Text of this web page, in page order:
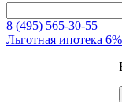
8 (495) 565-30-55
Льготная ипотека 6%